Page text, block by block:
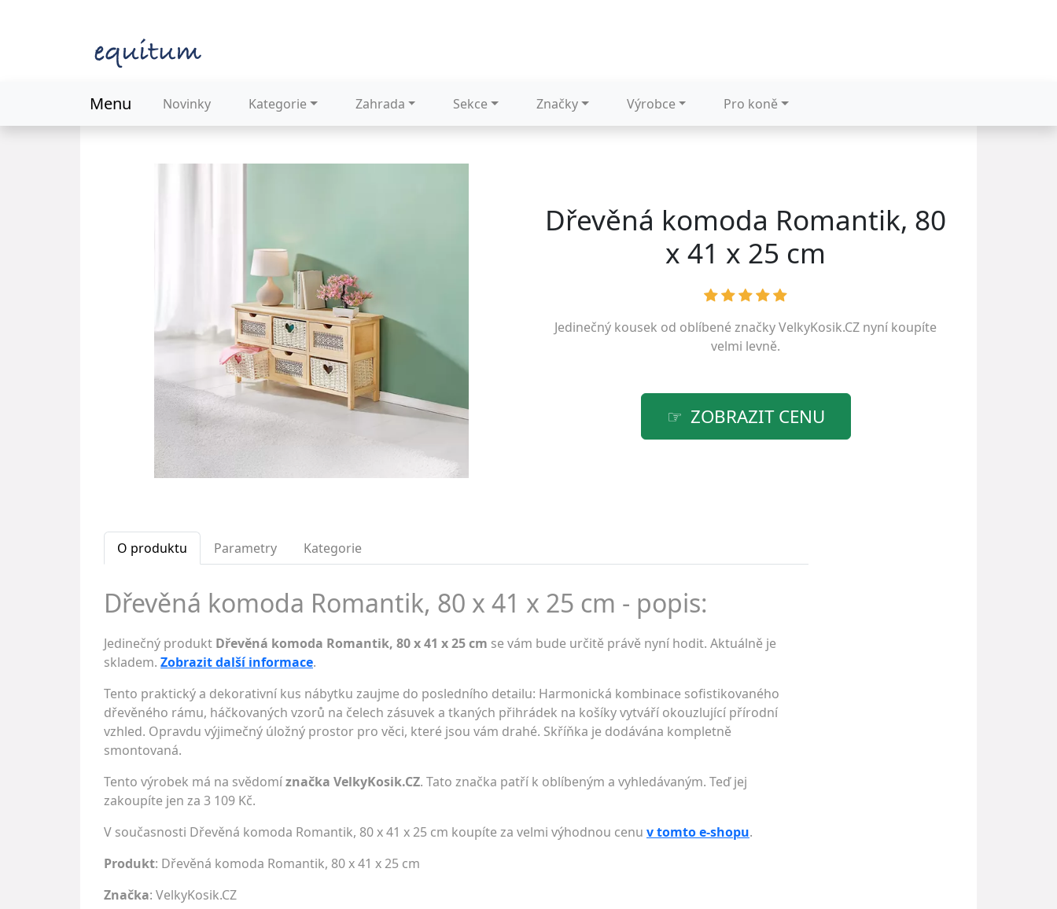
Menu Novinky Kategorie Zahrada Sekce Značky Výrobce Pro koně
Dřevěná komoda Romantik, 80
x 41 x 25 cm
Jedinečný kousek od oblíbené značkyVelkyKosik.CZ nyní koupíte
velmi levně.
ZOBRAZIT CENU
O produktu Parametry Kategorie
Dřevěná komoda Romantik, 80 x 41 x 25 cm - popis:
Jedinečný produkt Dřevěná komoda Romantik, 80 x 41 x 25 cm se vám bude určitě právě nyní hodit. Aktuálně je
skladem. Zobrazit další informace.
Tento praktický a dekorativní kus nábytku zaujme do posledního detailu: Harmonická kombinace sofistikovaného
dřevěného rámu, háčkovaných vzorů na čelech zásuvek a tkaných přihrádek na košíky vytváří okouzlující přírodní
vzhled. Opravdu výjimečný úložný prostor pro věci, které jsou vám drahé. Skříňka je dodávána kompletně
smontovaná.
Tento výrobek má na svědomíznačka VelkyKosik.CZ. Tato značka patří k oblíbeným a vyhledávaným. Teď jej
zakoupíte jen za 3 109 Kč.
V současnosti Dřevěná komoda Romantik, 80 x 41 x 25 cm koupíte za velmi výhodnou cenu v tomto e-shopu.
Produkt: Dřevěná komoda Romantik, 80 x 41 x 25 cm
Značka: VelkyKosik.CZ